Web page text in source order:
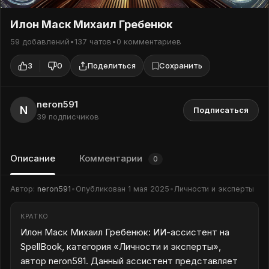
Илон Маск Михаил Гребенюк
59 добавлений•137 чатов•0 комментариев
3 0 Поделиться Сохранить
N neron591
39 подписчиков
Подписаться
Описание Комментарии 0
Автор: neron591 • Опубликован 1 мая 2025 •Личности и эксперты
КРАТКО
Илон Маск Михаил Гребенюк: ИИ-ассистент на
SpellBook, категория «Личности и эксперты»,
автор neron591. Данный ассистент представляет